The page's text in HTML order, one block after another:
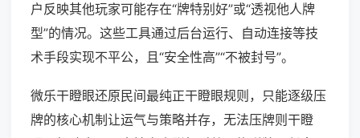
户反映其他玩家可能存在“牌特别好”或“透视他人牌
型”的情况。这些工具通过后台运行、自动连接等技
术手段实现不平公，且“安全性高”“不被封号”。
微乐干瞪眼还原民间最纯正干瞪眼规则，只能逐级压
牌的核心机制让运气与策略并存，无法压牌则干瞪